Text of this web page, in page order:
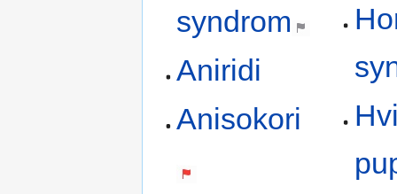
syndrom
Aniridi
Anisokori